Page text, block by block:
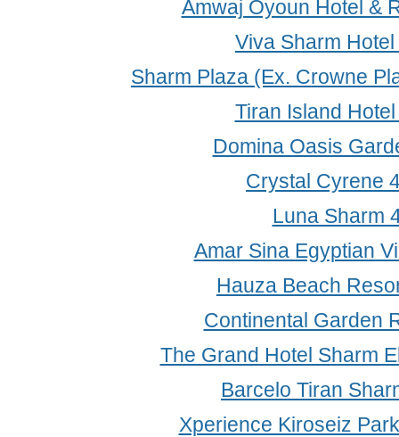
Amwaj Oyoun Hotel &
Viva Sharm Hotel
Sharm Plaza (Ex. Crowne
Tiran Island
Domina Oasis
Crystal Cyrene
Luna Sharm
Amar Sina Egyptian
Hauza Beach
Continental Garden
The Grand Hotel Sharm
Barcelo Tiran
Xperience Kiroseiz